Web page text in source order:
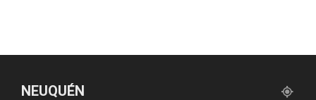
NEUQUÉN